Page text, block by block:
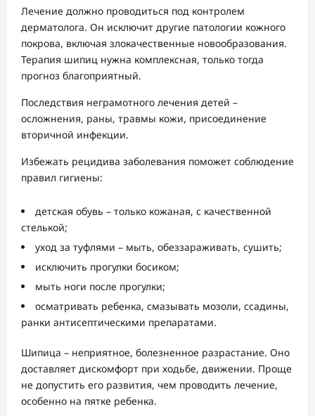
Лечение должно проводиться под контролем
дерматолога. Он исключит другие патологии кожного
покрова, включая злокачественные новообразования.
Терапия шипиц нужна комплексная, только тогда
прогноз благоприятный.
Последствия неграмотного лечения детей –
осложнения, раны, травмы кожи, присоединение
вторичной инфекции.
Избежать рецидива заболевания поможет соблюдение
правил гигиены:
детская обувь – только кожаная, с качественной
стелькой;
уход за туфлями – мыть, обеззараживать, сушить;
исключить прогулки босиком;
мыть ноги после прогулки;
осматривать ребенка, смазывать мозоли, ссадины,
ранки антисептическими препаратами.
Шипица – неприятное, болезненное разрастание. Оно
доставляет дискомфорт при ходьбе, движении. Проще
не допустить его развития, чем проводить лечение,
особенно на пятке ребенка.